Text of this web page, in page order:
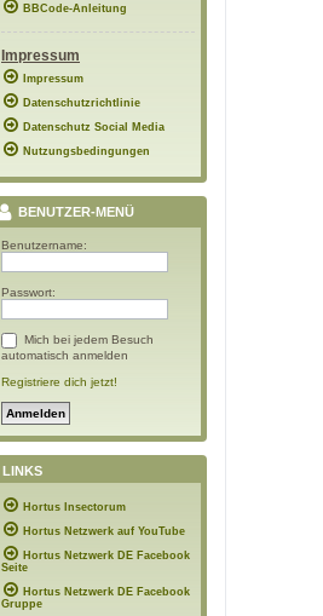
BBCode-Anleitung
Impressum
Impressum
Datenschutzrichtlinie
Datenschutz Social Media
Nutzungsbedingungen
BENUTZER-MENÜ
Benutzername:
Passwort:
Mich bei jedem Besuch
automatisch anmelden
Registriere dich jetzt!
LINKS
Hortus Insectorum
Hortus Netzwerk auf YouTube
Hortus Netzwerk DE Facebook
Seite
Hortus Netzwerk DE Facebook
Gruppe